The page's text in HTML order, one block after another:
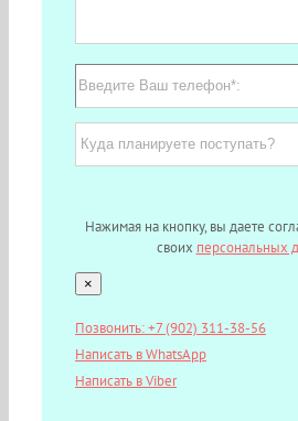
Нажимая на кнопку, вы даете
своих персональных
×
Позвонить: +7 (902) 311-38-56
Написать в WhatsApp
Написать в Viber